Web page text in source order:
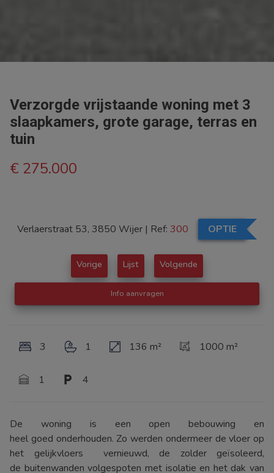
Verzorgde vrijstaande woning met 3
slaapkamers, grote garage, terras en
tuin
€ 275.000
Verlaerstraat 53, 3850 Wijer | Ref: 300 OPTIE
Vorige Lijst Volgende
Info aanvragen
3 1 136 m² 1000 m²
1 4
De woning is een open bebouwing en
heel goed onderhouden. Zo werden ondermeer de vloer op
het gelijkvloers vernieuwd, de zolder geïsoleerd,
de buitenwanden volgespoten met isolatie en het dak van